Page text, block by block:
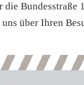
die Bundesstraße
über Ihren